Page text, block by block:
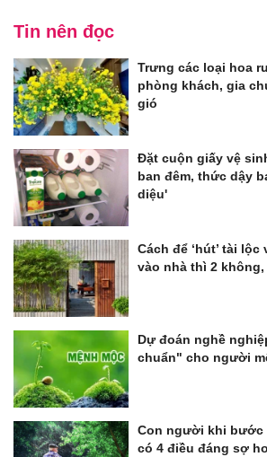
Tin nên đọc
Trưng các loại hoa
phòng khách, gia
gió
Đặt cuộn giấy vệ
ban đêm, thức dậy
diệu'
Cách để ‘hút’ tài
vào nhà thì 2 không,
Dự đoán nghề
chuẩn" cho người
Con người khi bước
có 4 điều đáng sợ